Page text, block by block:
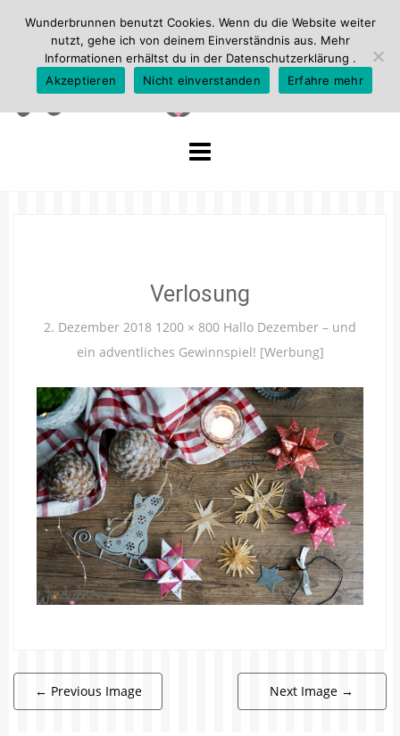
Verlosung
2. Dezember 2018 1200 × 800 Hallo Dezember – und
ein adventliches Gewinnspiel! [Werbung]
← Previous Image Next Image →
Wunderbrunnen benutzt Cookies. Wenn du die Website weiter
nutzt, gehe ich von deinem Einverständnis aus. Mehr
Informationen erhältst du in der Datenschutzerklärung .
Akzeptieren
Nicht einverstanden Erfahre mehr